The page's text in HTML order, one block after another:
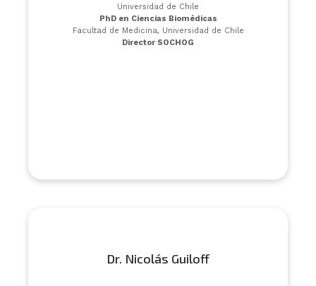
Universidad de Chile
PhD en Ciencias Biomédicas
Facultad de Medicina, Universidad de Chile
Director SOCHOG
Dr. Nicolás Guiloff